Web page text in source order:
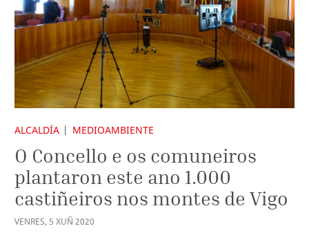
ALCALDÍA MEDIOAMBIENTE
O Concello e os comuneiros
plantaron este ano 1.000
castiñeiros nos montes de Vigo
VENRES, 5 XUÑ 2020